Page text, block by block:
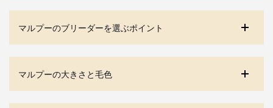
マルプーのブリーダーを選ぶポイント
マルプーの大きさと毛色